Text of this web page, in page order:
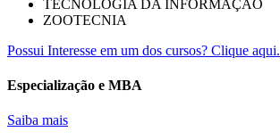
TECNOLOGIA DA INFORMAÇÃO
ZOOTECNIA
Possui Interesse em um dos cursos? Clique aqui.
Especialização e MBA
Saiba mais